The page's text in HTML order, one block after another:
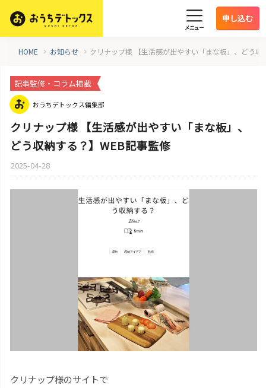
メニュー
申し込む
HOME お知らせ クリナップ様 【生活感が出やすい「まな板」、どう収
記事監修・コラム掲載
おうちデトックス編集部
クリナップ様 【生活感が出やすい「まな板」、
どう収納する？】WEB記事監修
2025-04-28
クリナップ様のサイトで